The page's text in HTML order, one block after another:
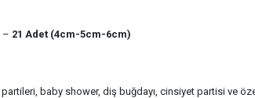
– 21 Adet (4cm-5cm-6cm)
baby shower, diş buğdayı, cinsiyet partisi ve